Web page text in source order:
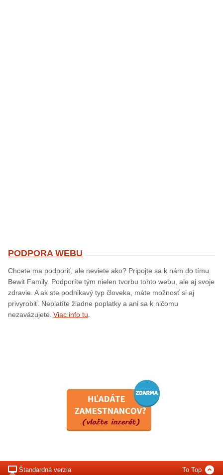
PODPORA WEBU
Chcete ma podporiť, ale neviete ako? Pripojte sa k nám do tímu
Bewit Family. Podporíte tým nielen tvorbu tohto webu, ale aj svoje
zdravie. A ak ste podnikavý typ človeka, máte možnosť si aj
privyrobiť. Neplatíte žiadne poplatky a ani sa k ničomu
nezaväzujete. Viac info tu.
Štandardná verzia To Top